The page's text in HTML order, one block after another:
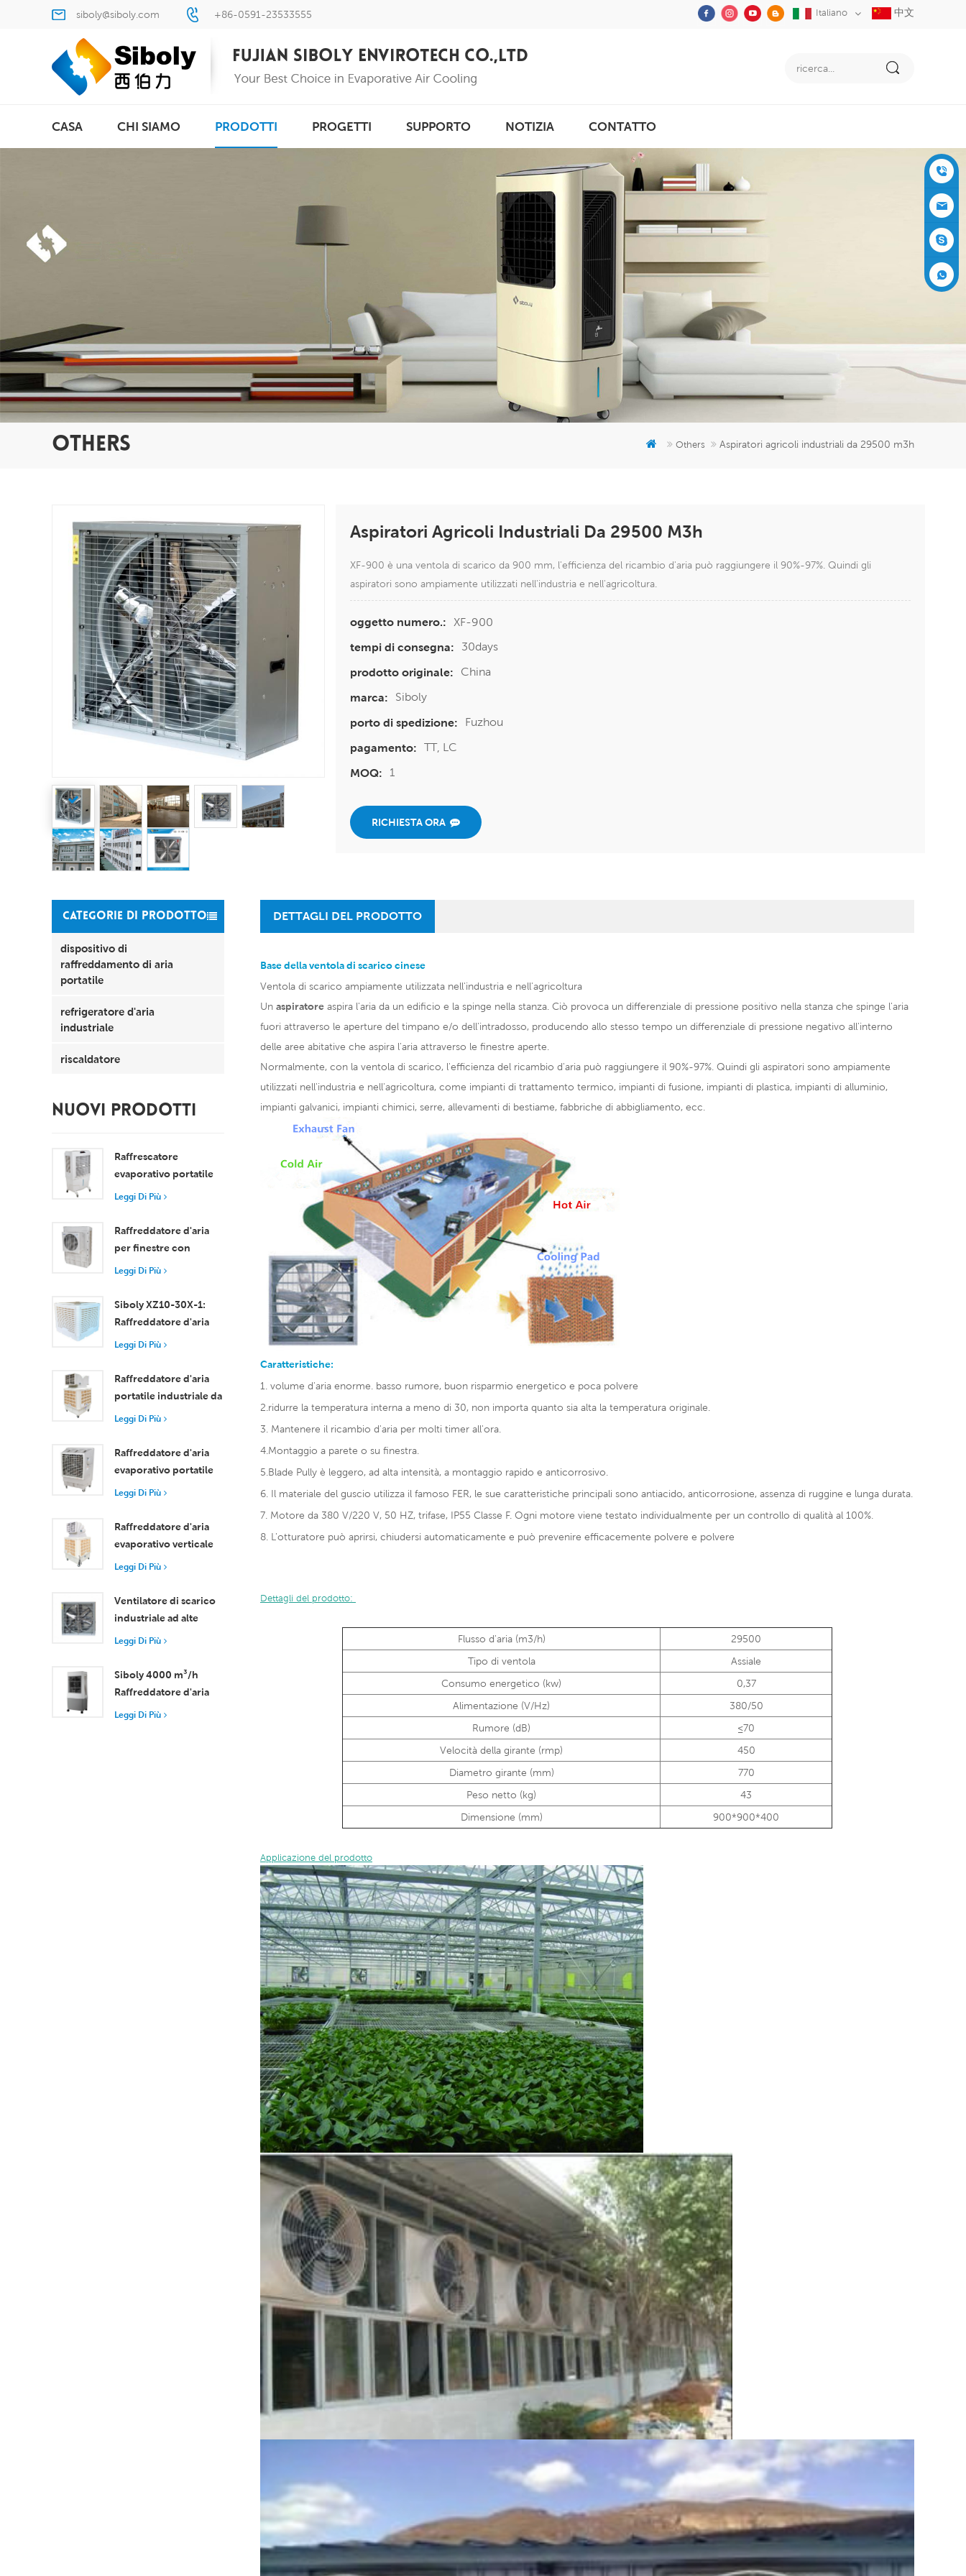
siboly@siboly.com +86-0591-23533555 Italiano 中文
CASA CHI SIAMO PRODOTTI PROGETTI SUPPORTO NOTIZIA CONTATTO
OTHERS Others Aspiratori agricoli industriali da 29500 m3h
Aspiratori Agricoli Industriali Da 29500 M3h
XF-900 è una ventola di scarico da 900 mm, l'efficienza del ricambio d'aria può raggiungere il 90%-97%. Quindi gli
aspiratori sono ampiamente utilizzati nell'industria e nell'agricoltura.
oggetto numero.:
XF-900
tempi di consegna:
30days
prodotto originale:
China
marca:
Siboly
porto di spedizione:
Fuzhou
pagamento: TT, LC
MOQ:
1
RICHIESTA ORA
CATEGORIE DI PRODOTTO
dispositivo di
raffreddamento di aria
portatile
refrigeratore d'aria
industriale
riscaldatore
NUOVI PRODOTTI
Raffrescatore
evaporativo portatile
da 8000 m³/h con
modello XZ13-080
Leggi Di Più
Raffreddatore d'aria
per finestre con
motore assiale
Raffreddamento
efficiente per stanze di
dimensioni
Leggi Di Più
Siboly XZ10-30X-1:
Raffreddatore d'aria
evaporativo industriale
Leggi Di Più
Raffreddatore d'aria
portatile industriale da
18000 m³/h con
raffreddamento di
grandi spazi
Leggi Di Più
Raffreddatore d'aria
evaporativo portatile
ad alta efficienza da
telecomando
Leggi Di Più
Raffreddatore d'aria
evaporativo verticale
con ruote e
d'aria 18000 m³/h
Leggi Di Più
Ventilatore di scarico
industriale ad alte
prestazioni con flusso
per una ventilazione
superiore
Leggi Di Più
Siboly 4000 m³/h
Raffreddatore d'aria
portatile industriale
Leggi Di Più
DETTAGLI DEL PRODOTTO
Base della ventola di scarico cinese
Ventola di scarico ampiamente utilizzata nell'industria e nell'agricoltura
Un aspiratore aspira l'aria da un edificio e la spinge nella stanza. Ciò provoca un differenziale di pressione positivo nella stanza che spinge l'aria
fuori attraverso le aperture del timpano e/o dell'intradosso, producendo allo stesso tempo un differenziale di pressione negativo all'interno
delle aree abitative che aspira l'aria attraverso le finestre aperte.
Normalmente, con la ventola di scarico, l'efficienza del ricambio d'aria può raggiungere il 90%-97%. Quindi gli aspiratori sono ampiamente
utilizzati nell'industria e nell'agricoltura, come impianti di trattamento termico, impianti di fusione, impianti di plastica, impianti di alluminio,
impianti galvanici, impianti chimici, serre, allevamenti di bestiame, fabbriche di abbigliamento, ecc.
Caratteristiche:
1. volume d'aria enorme. basso rumore, buon risparmio energetico e poca polvere
2.ridurre la temperatura interna a meno di 30, non importa quanto sia alta la temperatura originale.
3. Mantenere il ricambio d'aria per molti timer all'ora.
4.Montaggio a parete o su finestra.
5.Blade Pully è leggero, ad alta intensità, a montaggio rapido e anticorrosivo.
6. Il materiale del guscio utilizza il famoso FER, le sue caratteristiche principali sono antiacido, anticorrosione, assenza di ruggine e lunga durata.
7. Motore da 380 V/220 V, 50 HZ, trifase, IP55 Classe F. Ogni motore viene testato individualmente per un controllo di qualità al 100%.
8. L'otturatore può aprirsi, chiudersi automaticamente e può prevenire efficacemente polvere e polvere
Dettagli del prodotto:
Flusso d'aria (m3/h)
29500
Tipo di ventola
Assiale
Consumo energetico (kw)
0,37
Alimentazione (V/Hz)
380/50
Rumore (dB)
≤70
Velocità della girante (rmp)
450
Diametro girante (mm)
770
Peso netto (kg)
43
Dimensione (mm)
900*900*400
Applicazione del prodotto
+86-05
91-2353
3555
siboly@s
iboly.co
evaporat
er
5951777